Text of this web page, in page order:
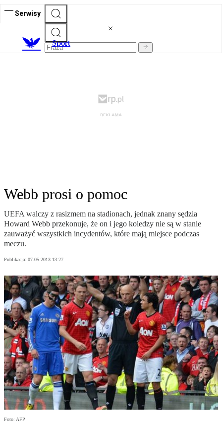
Serwisy
Sport
Webb prosi o pomoc
UEFA walczy z rasizmem na stadionach, jednak znany sędzia
Howard Webb przekonuje, że on i jego koledzy nie są w stanie
zauważyć wszystkich incydentów, które mają miejsce podczas
meczu.
Publikacja: 07.05.2013 13:27
Foto: AFP